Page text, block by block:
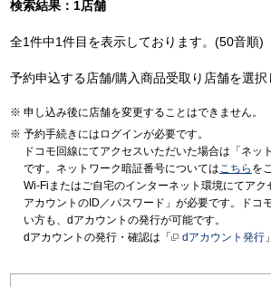
検索結果：1店舗
全1件中1件目を表示しております。(50音順)
予約申込する店舗/購入商品受取り店舗を選択
申し込み後に店舗を変更することはできません。
予約手続きにはログインが必要です。
ドコモ回線にてアクセスいただいた場合は「ネッ
です。ネットワーク暗証番号についてはこちら を
Wi-Fiまたはご自宅のインターネット環境にてアク
アカウントのID／パスワード」が必要です。ドコ
い方も、dアカウントの発行が可能です。
dアカウントの発行・確認は「
dアカウント発行